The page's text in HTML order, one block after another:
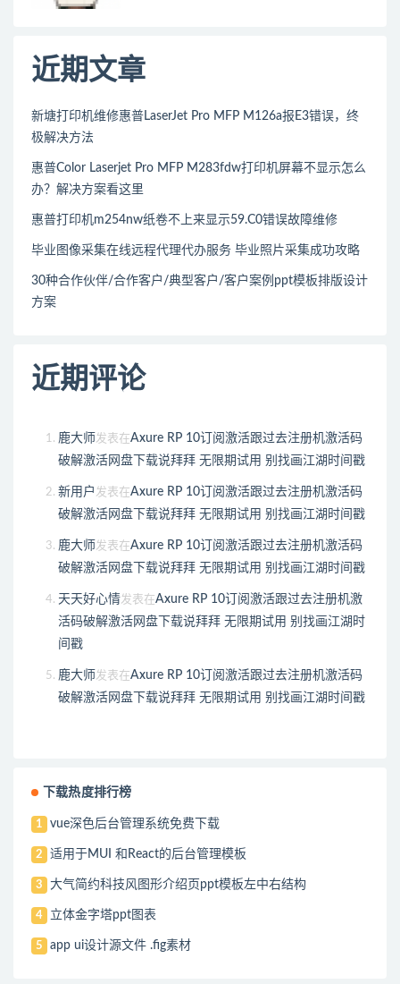
近期文章
新塘打印机维修惠普LaserJet Pro MFP M126a报E3错误，终
极解决方法
惠普Color Laserjet Pro MFP M283fdw打印机屏幕不显示怎么
办？解决方案看这里
惠普打印机m254nw纸卷不上来显示59.C0错误故障维修
毕业图像采集在线远程代理代办服务 毕业照片采集成功攻略
30种合作伙伴/合作客户/典型客户/客户案例ppt模板排版设计
方案
近期评论
鹿大师发表在Axure RP 10订阅激活跟过去注册机激活码
破解激活网盘下载说拜拜 无限期试用 别找画江湖时间戳
新用户 发表在Axure RP 10订阅激活跟过去注册机激活码
破解激活网盘下载说拜拜 无限期试用 别找画江湖时间戳
鹿大师发表在Axure RP 10订阅激活跟过去注册机激活码
破解激活网盘下载说拜拜 无限期试用 别找画江湖时间戳
天天好心情发表在Axure RP 10订阅激活跟过去注册机激
活码破解激活网盘下载说拜拜 无限期试用 别找画江湖时
间戳
鹿大师发表在Axure RP 10订阅激活跟过去注册机激活码
破解激活网盘下载说拜拜 无限期试用 别找画江湖时间戳
下载热度排行榜
1 vue深色后台管理系统免费下载
2 适用于MUI 和React的后台管理模板
3 大气简约科技风图形介绍页ppt模板左中右结构
4 立体金字塔ppt图表
5 app ui设计源文件 .fig素材